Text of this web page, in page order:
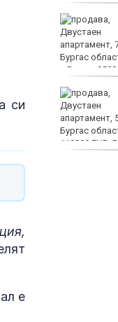
си
е
118000 EUR